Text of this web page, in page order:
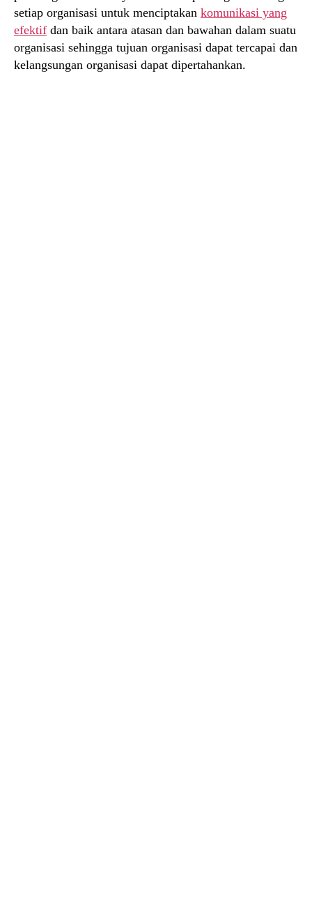
setiap organisasi untuk menciptakan komunikasi yang
efektif dan baik antara atasan dan bawahan dalam suatu
organisasi sehingga tujuan organisasi dapat tercapai dan
kelangsungan organisasi dapat dipertahankan.